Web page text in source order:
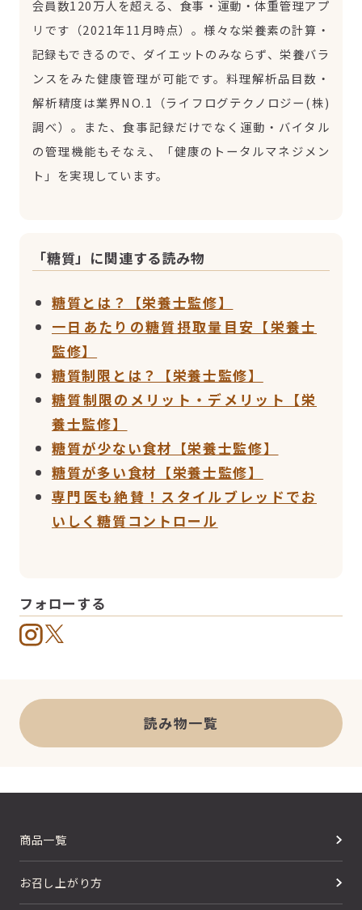
会員数120万人を超える、食事・運動・体重管理アプ
リです（2021年11月時点）。様々な栄養素の計算・
記録もできるので、ダイエットのみならず、栄養バラ
ンスをみた健康管理が可能です。料理解析品目数・
解析精度は業界NO.1（ライフログテクノロジー(株)
調べ）。また、食事記録だけでなく運動・バイタル
の管理機能もそなえ、「健康のトータルマネジメン
ト」を実現しています。
「糖質」に関連する読み物
糖質とは？【栄養士監修】
一日あたりの糖質摂取量目安【栄養士
監修】
糖質制限とは？【栄養士監修】
糖質制限のメリット・デメリット【栄
養士監修】
糖質が少ない食材【栄養士監修】
糖質が多い食材【栄養士監修】
専門医も絶賛！スタイルブレッドでお
いしく糖質コントロール
フォローする
読み物一覧
商品一覧
お召し上がり方